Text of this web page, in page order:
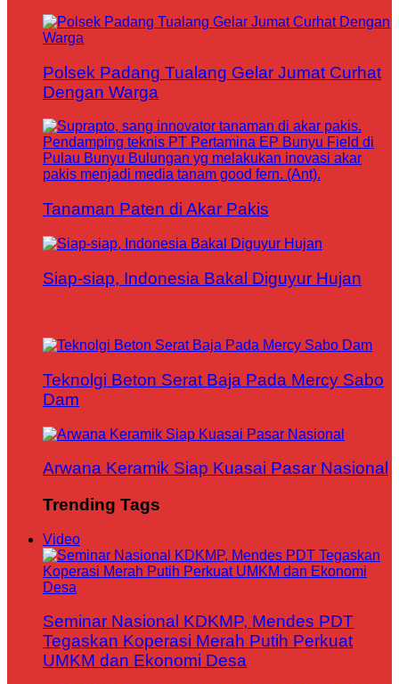
Polsek Padang Tualang Gelar Jumat Curhat
Dengan Warga
Tanaman Paten di Akar Pakis
Siap-siap, Indonesia Bakal Diguyur Hujan
Teknolgi Beton Serat Baja Pada Mercy Sabo
Dam
Arwana Keramik Siap Kuasai Pasar Nasional
Trending Tags
Video
Seminar Nasional KDKMP, Mendes PDT
Tegaskan Koperasi Merah Putih Perkuat
UMKM dan Ekonomi Desa